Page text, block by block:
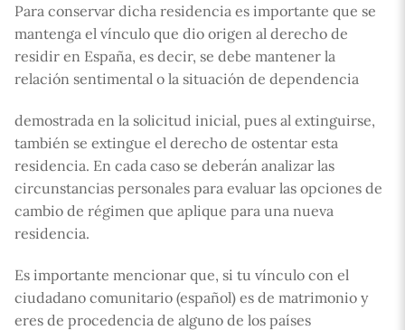
Para conservar dicha residencia es importante que se
mantenga el vínculo que dio origen al derecho de
residir en España, es decir, se debe mantener la
relación sentimental o la situación de dependencia
demostrada en la solicitud inicial, pues al extinguirse,
también se extingue el derecho de ostentar esta
residencia. En cada caso se deberán analizar las
circunstancias personales para evaluar las opciones de
cambio de régimen que aplique para una nueva
residencia.
Es importante mencionar que, si tu vínculo con el
ciudadano comunitario (español) es de matrimonio y
eres de procedencia de alguno de los países